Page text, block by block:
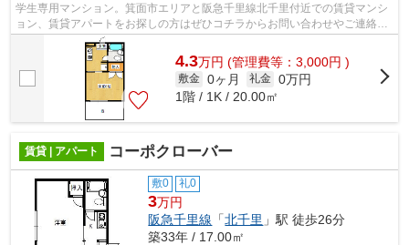
学生専用マンション。箕面市エリアと阪急千里線北千里付近での賃貸マンシ
ョン、賃貸アパートをお探しの方はぜひコチラからお問い合わせやご連絡を
4.3万円 (管理費等：3,000円 )
敷金 0ヶ月 礼金 0万円
1階 / 1K / 20.00㎡
賃貸 | アパート コーポクローバー
敷0 礼0
3万円
阪急千里線 「北千里 」駅 徒歩26分
築33年 / 17.00㎡